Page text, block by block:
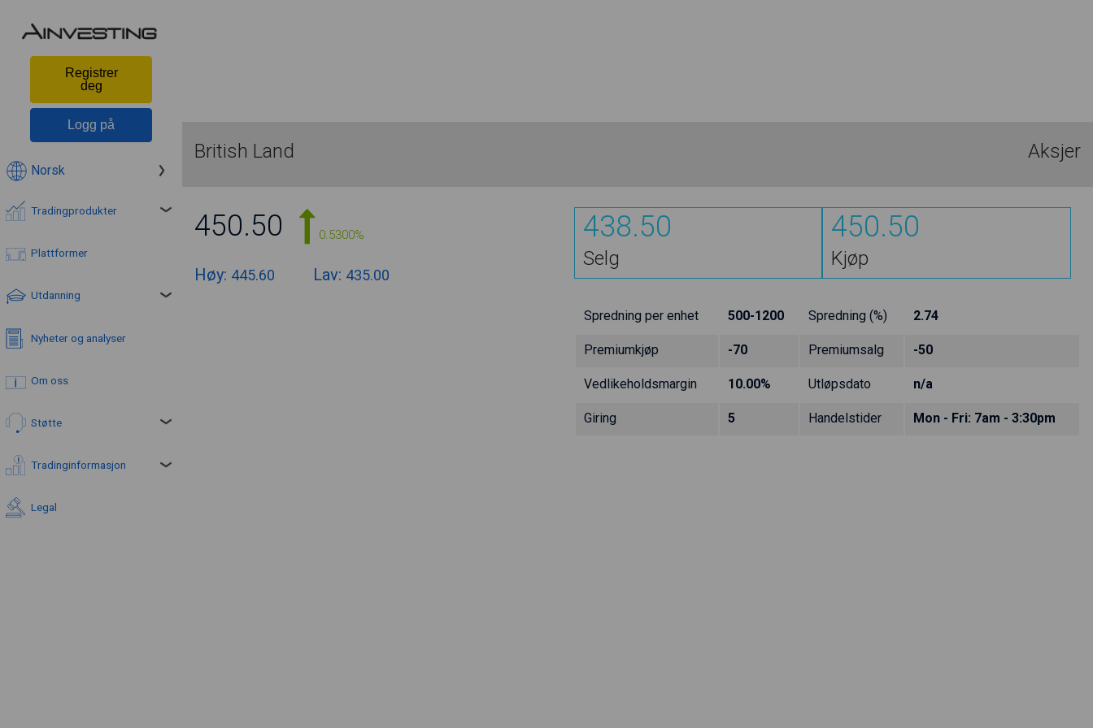
Registrer
deg
Logg på
Norsk
Tradingprodukter
Plattformer
Utdanning
Nyheter og analyser
Om oss
Støtte
Tradinginformasjon
Legal
British Land Aksjer
450.50 0.5300%
Høy: 445.60 Lav: 435.00
438.50
Selg
450.50
Kjøp
Spredning per enhet 500-1200 Spredning (%) 2.74
Premiumkjøp -70 Premiumsalg -50
Vedlikeholdsmargin 10.00% Utløpsdato n/a
Giring 5 Handelstider Mon - Fri: 7am - 3:30pm